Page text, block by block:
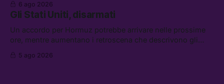
attacchi in Libano, il governo chiederà 36 miliardi di
flessibilità in armi e energia, e Grokipedia è già stata
abbandonata
6 ago 2026
Gli Stati Uniti, disarmati
Un accordo per Hormuz potrebbe arrivare nelle prossime
ore, mentre aumentano i retroscena che descrivono gli
chi aspetta i dispersi di Ceuta, il boom dei carburanti
5 ago 2026